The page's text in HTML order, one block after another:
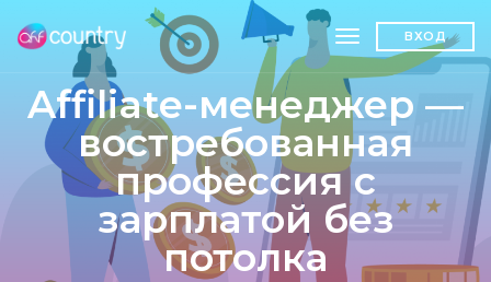
toggleВХОД
Affiliate-менеджер —
востребованная
профессия с
зарплатой без
потолка